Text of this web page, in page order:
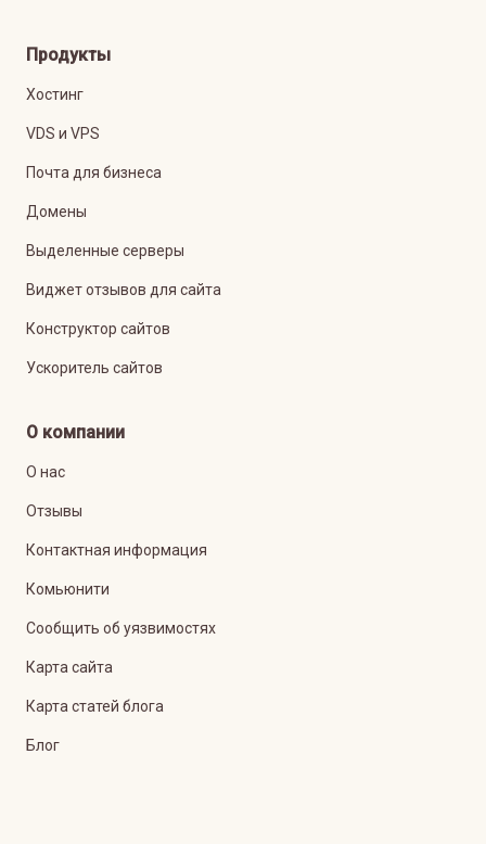
Продукты
Хостинг
VDS и VPS
Почта для бизнеса
Домены
Выделенные серверы
Виджет отзывов для сайта
Конструктор сайтов
Ускоритель сайтов
О компании
О нас
Отзывы
Контактная информация
Комьюнити
Сообщить об уязвимостях
Карта сайта
Карта статей блога
Блог